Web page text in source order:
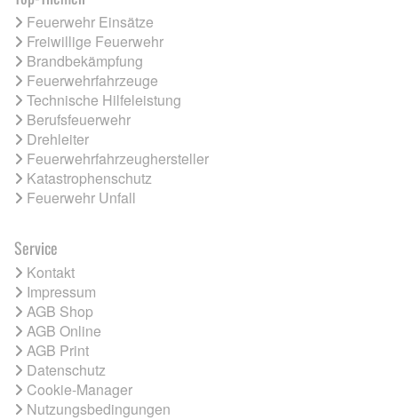
Feuerwehr Einsätze
Freiwillige Feuerwehr
Brandbekämpfung
Feuerwehrfahrzeuge
Technische Hilfeleistung
Berufsfeuerwehr
Drehleiter
Feuerwehrfahrzeughersteller
Katastrophenschutz
Feuerwehr Unfall
Service
Kontakt
Impressum
AGB Shop
AGB Online
AGB Print
Datenschutz
Cookie-Manager
Nutzungsbedingungen